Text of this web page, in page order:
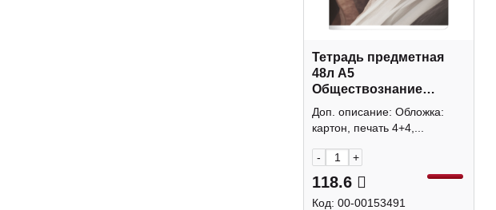
Тетрадь предметная
48л А5
Обществознание
"Элементы/Elements"
клетка, картон N6274 Be
Smart
Доп. описание: Обложка:
картон, печать 4+4,...
- +
118.6
Код: 00-00153491